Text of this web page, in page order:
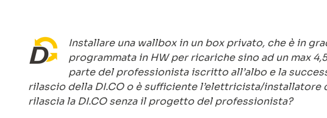
Installare una wallbox in un box privato, che è in
programmata in HW per ricariche sino ad un max
parte del professionista iscritto all’albo e la
rilascio della DI.CO o è sufficiente l’elettricista/installatore
rilascia la DI.CO senza il progetto del professionista?